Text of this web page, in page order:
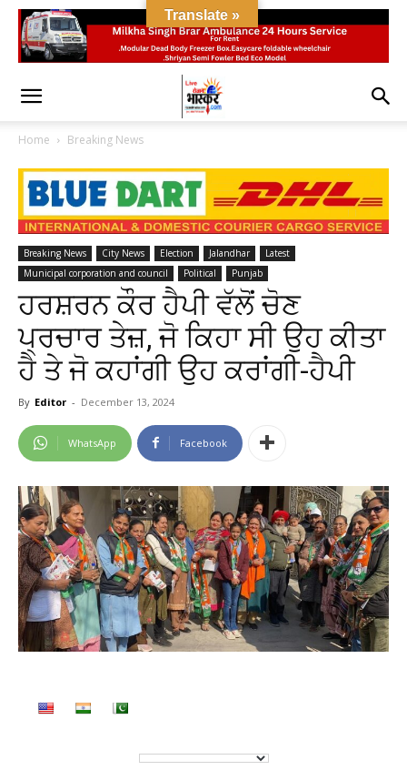
Home Breaking News
Breaking News City News Election Jalandhar
Latest
Municipal corporation and council
Political Punjab
ਹਰਸ਼ਰਨ ਕੌਰ ਹੈਪੀ ਵੱਲੋਂ ਚੋਣ
ਪ੍ਰਚਾਰ ਤੇਜ਼, ਜੋ ਕਿਹਾ ਸੀ ਉਹ ਕੀਤਾ
ਹੈ ਤੇ ਜੋ ਕਹਾਂਗੀ ਉਹ ਕਰਾਂਗੀ-ਹੈਪੀ
By Editor - December 13, 2024
WhatsApp Facebook
Translate »